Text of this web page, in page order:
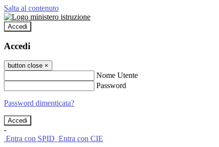
Salta al contenuto
Accedi
Accedi
button close ×
Nome Utente
Password
Password dimenticata?
-
Entra con SPID Entra con CIE